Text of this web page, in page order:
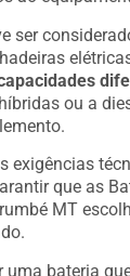
ser
capacidades
ou a
exigências
que as
MT
uma bateria